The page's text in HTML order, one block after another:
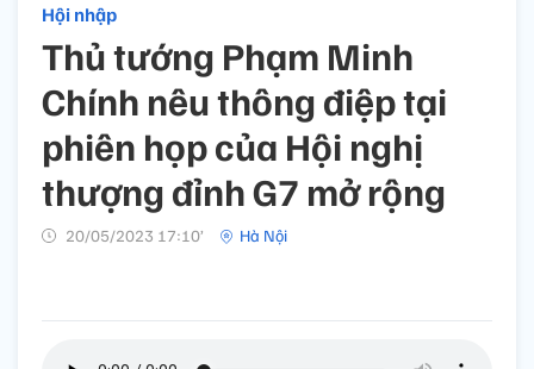
Hội nhập
Thủ tướng Phạm Minh
Chính nêu thông điệp tại
phiên họp của Hội nghị
thượng đỉnh G7 mở rộng
20/05/2023 17:10’ Hà Nội